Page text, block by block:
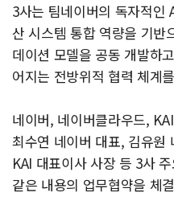
3사는 팀네이버의 독자적인
산 시스템 통합 역량을 기반
데이션 모델을 공동 개발하
어지는 전방위적 협력 체계
네이버, 네이버클라우드,
최수연 네이버 대표, 김유원
KAI 대표이사 사장 등 3사
같은 내용의 업무협약을 체